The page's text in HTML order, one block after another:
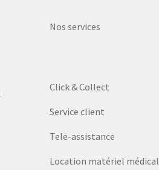
Nos services
Click & Collect
Service client
Tele-assistance
Location matériel médical